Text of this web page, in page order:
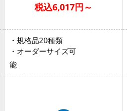
税込6,017円～
・規格品20種類
・オーダーサイズ可
能